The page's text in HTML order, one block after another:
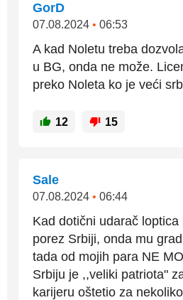
GorD
07.08.2024 • 06:53
A kad Noletu treba
u BG, onda ne može.
preko Noleta ko je veći
12 15
Sale
07.08.2024 • 06:44
Kad dotični udarač loptica
porez Srbiji, onda mu
tada od mojih para NE
Srbiju je ,,veliki patriota"
karijeru oštetio za